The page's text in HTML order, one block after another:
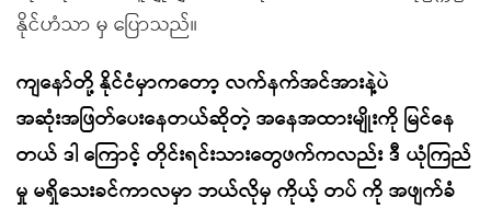
နိုင်ဟံသာ မှ ပြောသည်။
ကျနော်တို့ နိုင်ငံမှာကတော့ လက်နက်အင်အားနဲ့ပဲ
အဆုံးအဖြတ်ပေးနေတယ်ဆိုတဲ့ အနေအထားမျိုးကို မြင်နေ
တယ် ဒါ ကြောင့် တိုင်းရင်းသားတွေဖက်ကလည်း ဒီ ယုံကြည်
မှု မရှိသေးခင်ကာလမှာ ဘယ်လိုမှ ကိုယ့် တပ် ကို အဖျက်ခံ